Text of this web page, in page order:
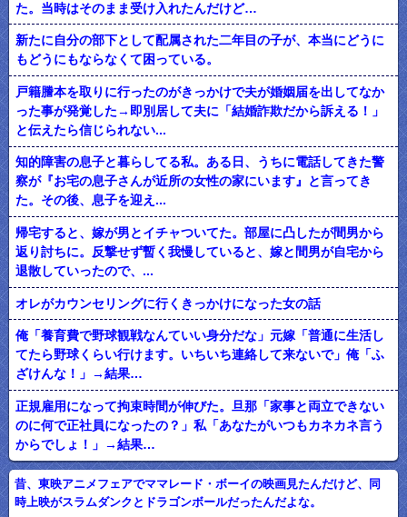
た。当時はそのまま受け入れたんだけど…
新たに自分の部下として配属された二年目の子が、本当にどうに
もどうにもならなくて困っている。
戸籍謄本を取りに行ったのがきっかけで夫が婚姻届を出してなか
った事が発覚した→即別居して夫に「結婚詐欺だから訴える！」
と伝えたら信じられない...
知的障害の息子と暮らしてる私。ある日、うちに電話してきた警
察が『お宅の息子さんが近所の女性の家にいます』と言ってき
た。その後、息子を迎え...
帰宅すると、嫁が男とイチャついてた。部屋に凸したが間男から
返り討ちに。反撃せず暫く我慢していると、嫁と間男が自宅から
退散していったので、...
オレがカウンセリングに行くきっかけになった女の話
俺「養育費で野球観戦なんていい身分だな」元嫁「普通に生活し
てたら野球くらい行けます。いちいち連絡して来ないで」俺「ふ
ざけんな！」→結果…
正規雇用になって拘束時間が伸びた。旦那「家事と両立できない
のに何で正社員になったの？」私「あなたがいつもカネカネ言う
からでしょ！」→結果…
昔、東映アニメフェアでママレード・ボーイの映画見たんだけど、同
時上映がスラムダンクとドラゴンボールだったんだよな。